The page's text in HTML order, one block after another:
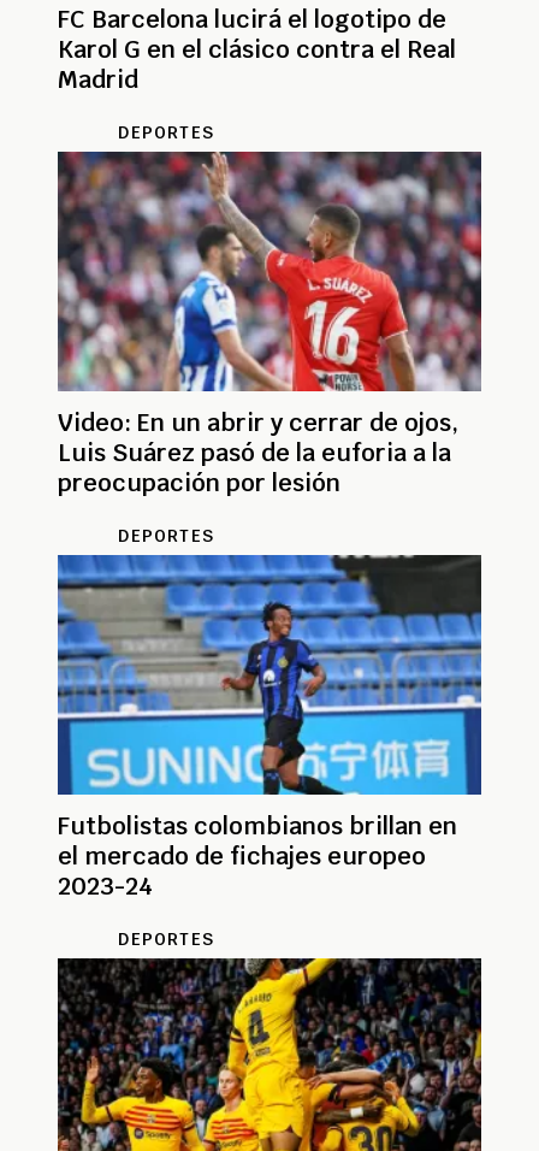
FC Barcelona lucirá el logotipo de
Karol G en el clásico contra el Real
Madrid
DEPORTES
Video: En un abrir y cerrar de ojos,
Luis Suárez pasó de la euforia a la
preocupación por lesión
DEPORTES
Futbolistas colombianos brillan en
el mercado de fichajes europeo
2023-24
DEPORTES